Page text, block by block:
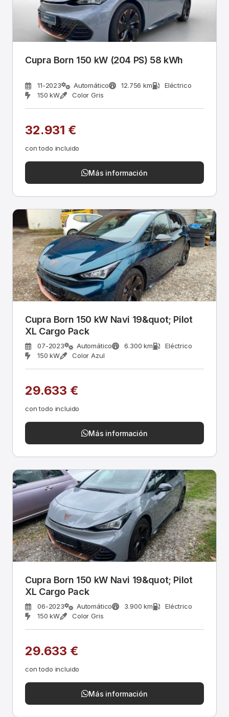
Cupra Born 150 kW (204 PS) 58 kWh
11-2023 Automático 12.756 km
Eléctrico
150 kW
Color Gris
32.931 €
con todo incluido
Más información
Cupra Born 150 kW Navi 19&quot; Pilot
XL Cargo Pack
07-2023 Automático 6.300 km
Eléctrico
150 kW
Color Azul
29.633 €
con todo incluido
Más información
Cupra Born 150 kW Navi 19&quot; Pilot
XL Cargo Pack
06-2023 Automático 3.900 km
Eléctrico
150 kW
Color Gris
29.633 €
con todo incluido
Más información